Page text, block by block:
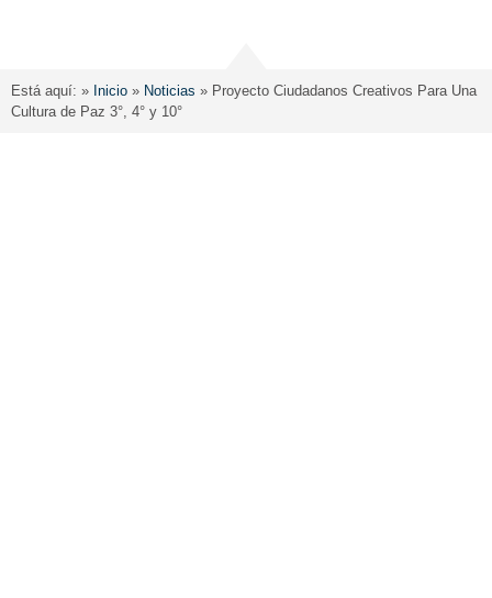
Está aquí: » Inicio » Noticias » Proyecto Ciudadanos Creativos Para Una
Cultura de Paz 3°, 4° y 10°